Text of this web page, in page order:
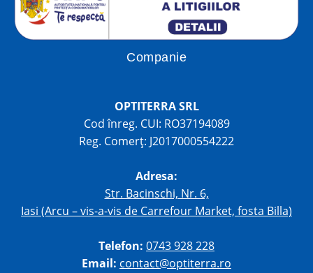
Companie
OPTITERRA SRL
Cod înreg. CUI: RO37194089
Reg. Comerț: J2017000554222
Adresa:
Str. Bacinschi, Nr. 6,
Iasi (Arcu – vis-a-vis de Carrefour Market, fosta Billa)
Telefon: 0743 928 228
Email: contact@optiterra.ro